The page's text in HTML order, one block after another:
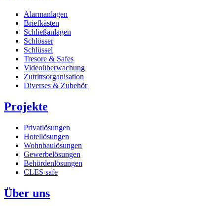
Alarmanlagen
Briefkästen
Schließanlagen
Schlösser
Schlüssel
Tresore & Safes
Videoüberwachung
Zutrittsorganisation
Diverses & Zubehör
Projekte
Privatlösungen
Hotellösungen
Wohnbaulösungen
Gewerbelösungen
Behördenlösungen
CLES safe
Über uns